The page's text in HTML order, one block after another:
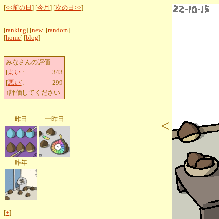
[<<前の日 ] [今月 ] [次の日>>]
[ranking] [new] [random]
[home] [blog]
みなさんの評価
[よい]:
343
[悪い]:
299
↑評価してください
昨日 一昨日
昨年
[+]
<